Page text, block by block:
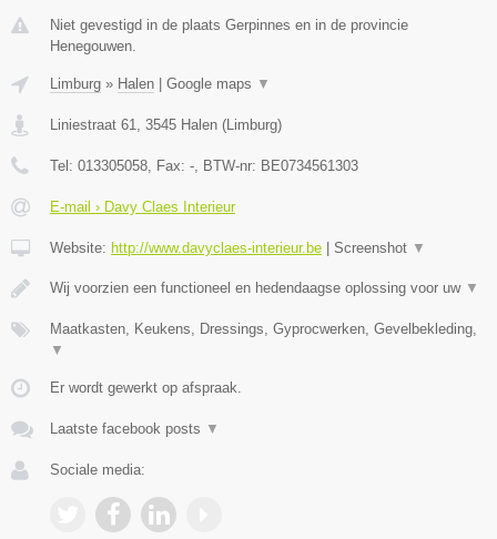
Niet gevestigd in de plaats Gerpinnes en in de provincie
Henegouwen.
Limburg » Halen Google maps ▼
Liniestraat 61, 3545 Halen (Limburg)
Tel: 013305058, Fax: -, BTW-nr: BE0734561303
E-mail › Davy Claes Interieur
Website: http://www.davyclaes-interieur.be Screenshot ▼
Wij voorzien een functioneel en hedendaagse oplossing voor uw ▼
Maatkasten, Keukens, Dressings, Gyprocwerken, Gevelbekleding,
▼
Er wordt gewerkt op afspraak.
Laatste facebook posts ▼
Sociale media: